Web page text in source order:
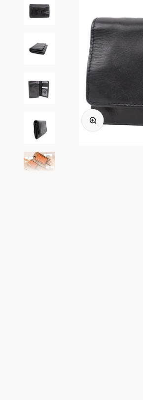
In-/uitzoomen